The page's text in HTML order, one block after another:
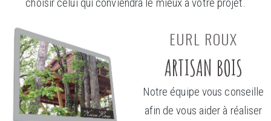
EURL ROUX
ARTISAN BOIS
Notre équipe vous conseille
afin de vous aider à réaliser